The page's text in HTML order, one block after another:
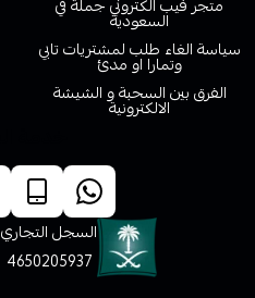
السعودية
سياسة الغاء طلب لمشتريات تابي
وتمارا او مدئ
الفرق بين السحبة و الشيشة
الالكترونية
السجل التجاري
4650205937